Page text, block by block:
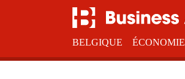
BELGIQUE ÉCONOMIE